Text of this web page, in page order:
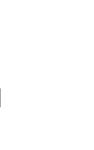
スオキナワ
ロランドがやっ
セットチケット
スとサンリオ
ェスで1日中満